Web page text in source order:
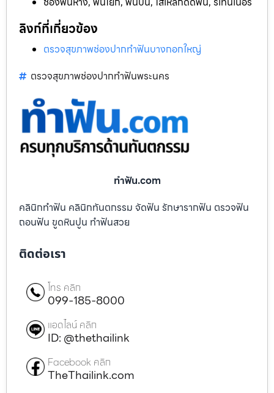
ลิงก์ที่เกี่ยวข้อง
ตรวจสุขภาพช่องปากทำฟันบางกอกใหญ่
ตรวจสุขภาพช่องปากทำฟันพระนคร
ทําฟัน.com
คลินิกทำฟัน คลินิกทันตกรรม จัดฟัน รักษารากฟัน ตรวจฟัน
ถอนฟัน ขูดหินปูน ทำฟันสวย
ติดต่อเรา
โทร คลิก
099-185-8000
แอดไลน์ คลิก
ID: @thethailink
Facebook คลิก
TheThailink.com